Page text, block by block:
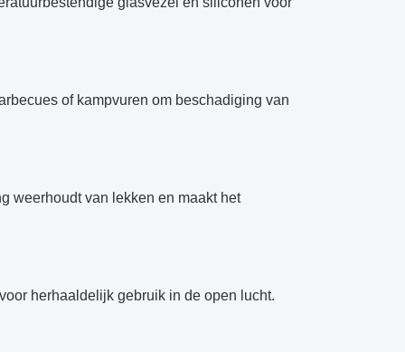
of kampvuren om beschadiging van
weerhoudt van lekken en maakt het
herhaaldelijk gebruik in de open lucht.